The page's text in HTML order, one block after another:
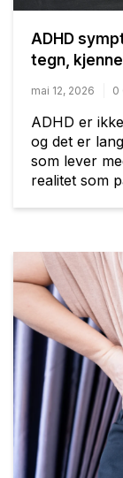
ADHD
tegn,
mai 12, 2026 0
ADHD er
og det er
som lever
realitet som